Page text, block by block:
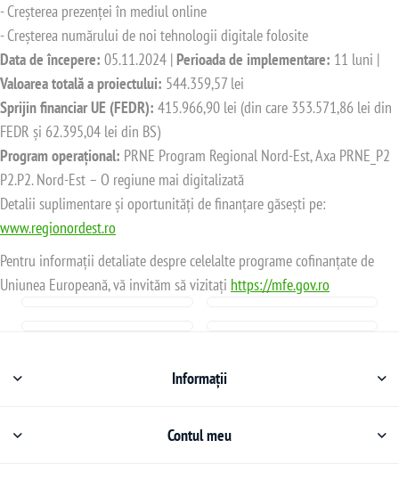
- Creșterea prezenței în mediul online
- Creșterea numărului de noi tehnologii digitale folosite
Data de începere: 05.11.2024 | Perioada de implementare: 11 luni |
Valoarea totală a proiectului: 544.359,57 lei
Sprijin financiar UE (FEDR): 415.966,90 lei (din care 353.571,86 lei din
FEDR și 62.395,04 lei din BS)
Program operațional: PRNE Program Regional Nord-Est, Axa PRNE_P2
P2.P2. Nord-Est – O regiune mai digitalizată
Detalii suplimentare și oportunități de finanțare găsești pe:
www.regionordest.ro
Pentru informații detaliate despre celelalte programe cofinanțate de
Uniunea Europeană, vă invităm să vizitați https://mfe.gov.ro
Informații
Contul meu